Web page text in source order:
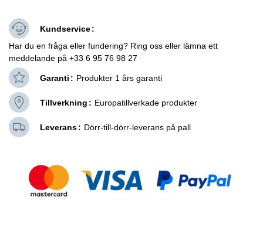
Kundservice
Har du en fråga eller fundering? Ring oss eller lämna ett
meddelande på +33 6 95 76 98 27
Garanti Produkter 1 års garanti
Tillverkning Europatillverkade produkter
Leverans Dörr-till-dörr-leverans på pall